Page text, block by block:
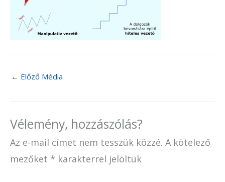
← Előző Média
Vélemény, hozzászólás?
Az e-mail címet nem tesszük közzé. A kötelező
mezőket * karakterrel jelöltük